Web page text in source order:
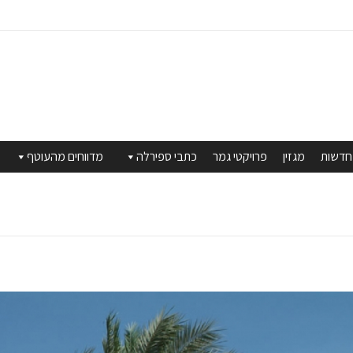
חדשות מגזין פרויקטי גמר כתבי ספירלה מדווחים מהעוטף